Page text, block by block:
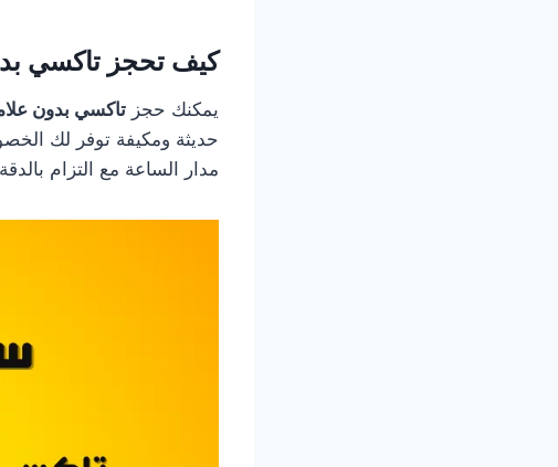
كيف تحجز تاكسي
يمكنك حجز تاكسي بدون
حديثة ومكيفة توفر لك
مدار الساعة مع التزام